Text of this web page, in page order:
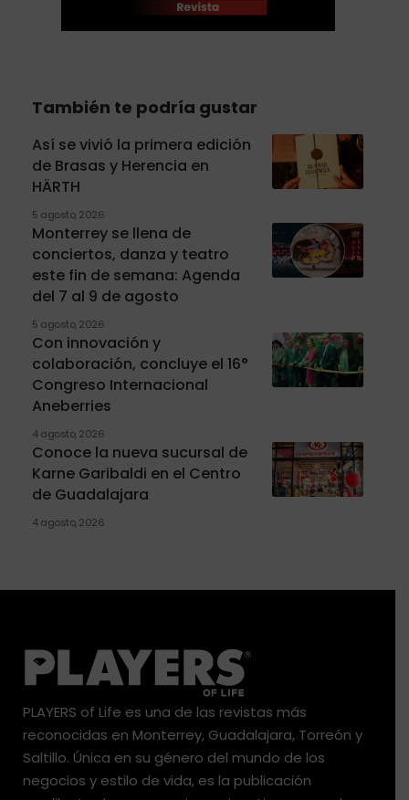
También te podría gustar
Así se vivió la primera edición
de Brasas y Herencia en
HÄRTH
5 agosto, 2026
Monterrey se llena de
conciertos, danza y teatro
este fin de semana: Agenda
del 7 al 9 de agosto
5 agosto, 2026
Con innovación y
colaboración, concluye el 16°
Congreso Internacional
Aneberries
4 agosto, 2026
Conoce la nueva sucursal de
Karne Garibaldi en el Centro
de Guadalajara
4 agosto, 2026
PLAYERS of Life es una de las revistas más
reconocidas en Monterrey, Guadalajara, Torreón y
Saltillo. Única en su género del mundo de los
negocios y estilo de vida, es la publicación